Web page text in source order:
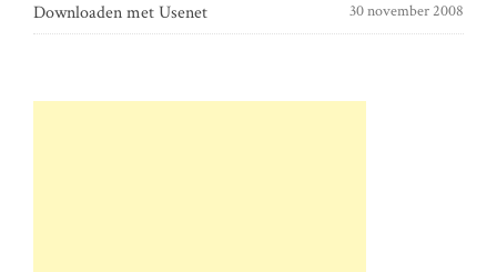
Downloaden met Usenet 30 november 2008